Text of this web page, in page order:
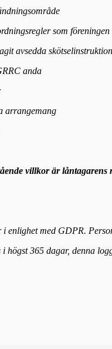
som
avsedda
anda
arrangemang
villkor är
enlighet med GDPR.
högst 365 dagar, denna